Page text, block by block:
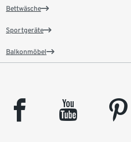
Bettwäsche
Sportgeräte
Balkonmöbel
facebook youtube pinterest